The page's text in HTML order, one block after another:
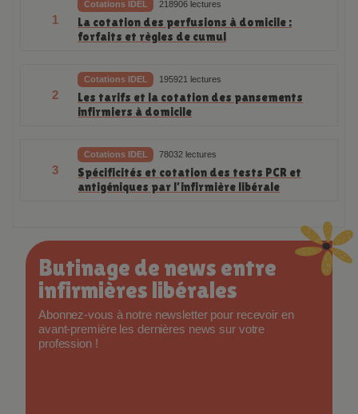
1
Cotations IDEL 218906 lectures
La cotation des perfusions à domicile :
forfaits et règles de cumul
2
Cotations IDEL 195921 lectures
Les tarifs et la cotation des pansements
infirmiers à domicile
3
Cotations IDEL 78032 lectures
Spécificités et cotation des tests PCR et
antigéniques par l’infirmière libérale
Butinage de news entre
infirmières libérales
Abonnez-vous à notre newsletter pour recevoir en
avant-première les dernières news sur votre
profession !